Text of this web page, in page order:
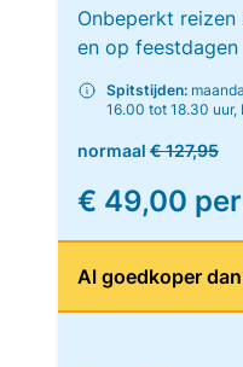
Onbeperkt
en op feestdagen
Spitstijden:
16.00 tot 18.30
normaal € 127,95
€ 49,00
Al goedkoper